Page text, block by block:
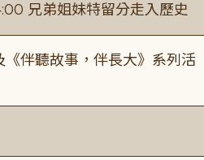
兄弟姐妹特留分走入歷史
《伴聽故事，伴長大》系列活